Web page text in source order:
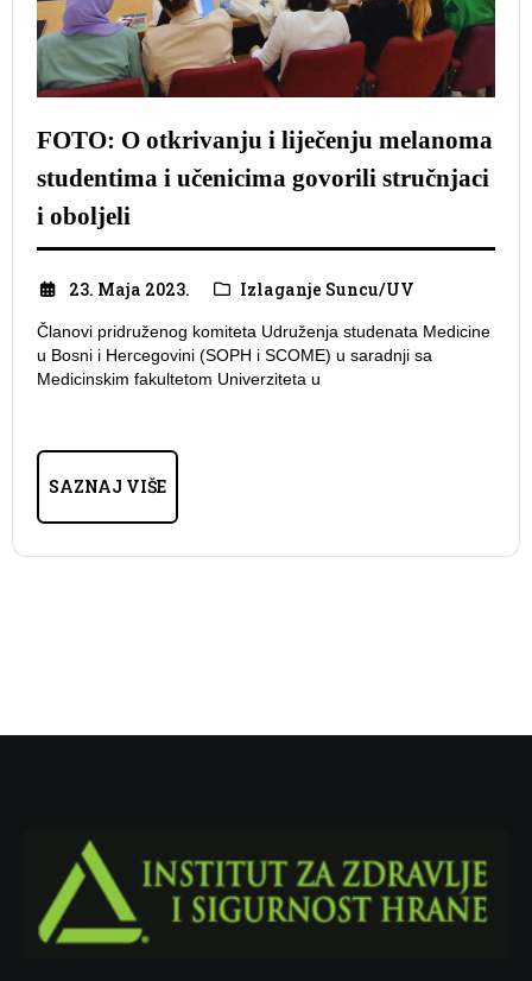
FOTO: O otkrivanju i liječenju melanoma
studentima i učenicima govorili stručnjaci
i oboljeli
23. Maja 2023. Izlaganje Suncu/UV
Članovi pridruženog komiteta Udruženja studenata Medicine
u Bosni i Hercegovini (SOPH i SCOME) u saradnji sa
Medicinskim fakultetom Univerziteta u
SAZNAJ VIŠE